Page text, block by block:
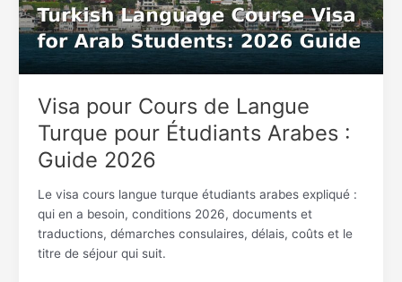
Visa pour Cours de Langue
Turque pour Étudiants Arabes :
Guide 2026
Le visa cours langue turque étudiants arabes expliqué :
qui en a besoin, conditions 2026, documents et
traductions, démarches consulaires, délais, coûts et le
titre de séjour qui suit.
pour
Étudiants
Arabes
2026